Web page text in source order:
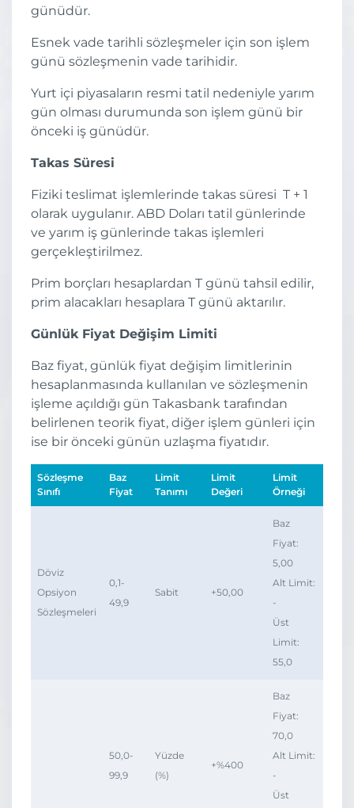
günüdür.
Esnek vade tarihli sözleşmeler için son işlem
günü sözleşmenin vade tarihidir.
Yurt içi piyasaların resmi tatil nedeniyle yarım
gün olması durumunda son işlem günü bir
önceki iş günüdür.
Takas Süresi
Fiziki teslimat işlemlerinde takas süresi T + 1
olarak uygulanır. ABD Doları tatil günlerinde
ve yarım iş günlerinde takas işlemleri
gerçekleştirilmez.
Prim borçları hesaplardan T günü tahsil edilir,
prim alacakları hesaplara T günü aktarılır.
Günlük Fiyat Değişim Limiti
Baz fiyat, günlük fiyat değişim limitlerinin
hesaplanmasında kullanılan ve sözleşmenin
işleme açıldığı gün Takasbank tarafından
belirlenen teorik fiyat, diğer işlem günleri için
ise bir önceki günün uzlaşma fiyatıdır.
Sözleşme
Sınıfı
Baz
Fiyat
Limit
Tanımı
Limit
Değeri
Limit
Örneği
Döviz
Opsiyon
Sözleşmeleri
0,1-
49,9
Sabit +50,00
Baz
Fiyat:
5,00
Alt Limit:
-
Üst
Limit:
55,0
50,0-
99,9
Yüzde
(%)
+%400
Baz
Fiyat:
70,0
Alt Limit:
-
Üst